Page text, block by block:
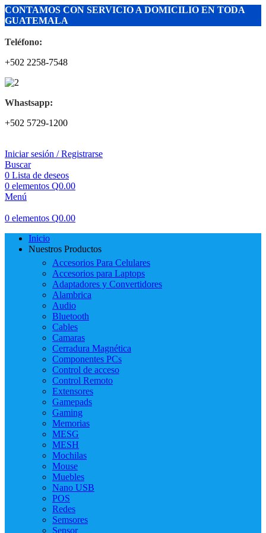
CONTAMOS CON SERVICIO A DOMICILIO EN TODA
GUATEMALA
Teléfono:
+502 2258-7548
Whastsapp:
+502 5729-1200
Iniciar sesión / Registrarse
Buscar
0 Lista de deseos
0 elementos Q0.00
Menú
0 elementos Q0.00
Inicio
Nuestros Productos
Accesorios Para Celulares
Accesorios para Laptops
Adaptadores y Convertidores
Alambrica
Audio
Bluetooth
Cables
Camaras
Cerradura Magnética
Componentes PCs
Control de acceso
Control Remoto
Extensores
Gamepads
Gaming
Memorias
MESG
MESH
Mochilas
Mouse
Muebles
Nano USB
POS
Redes
Semsores
Sensor